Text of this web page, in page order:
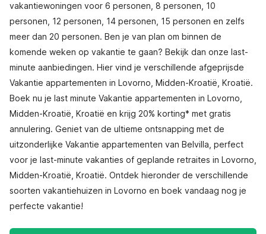
vakantiewoningen voor 6 personen, 8 personen, 10
personen, 12 personen, 14 personen, 15 personen en zelfs
meer dan 20 personen. Ben je van plan om binnen de
komende weken op vakantie te gaan? Bekijk dan onze last-
minute aanbiedingen. Hier vind je verschillende afgeprijsde
Vakantie appartementen in Lovorno, Midden-Kroatië, Kroatië.
Boek nu je last minute Vakantie appartementen in Lovorno,
Midden-Kroatië, Kroatië en krijg 20% korting* met gratis
annulering. Geniet van de ultieme ontsnapping met de
uitzonderlijke Vakantie appartementen van Belvilla, perfect
voor je last-minute vakanties of geplande retraites in Lovorno,
Midden-Kroatië, Kroatië. Ontdek hieronder de verschillende
soorten vakantiehuizen in Lovorno en boek vandaag nog je
perfecte vakantie!